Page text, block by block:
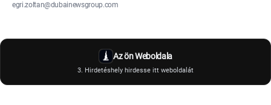
egri.zoltan@dubainewsgroup.com
Az ön Weboldala
3. Hirdetéshely hirdesse itt weboldalát